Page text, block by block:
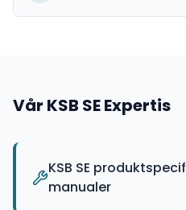
Vår KSB SEExpertis
KSB SE
manualer